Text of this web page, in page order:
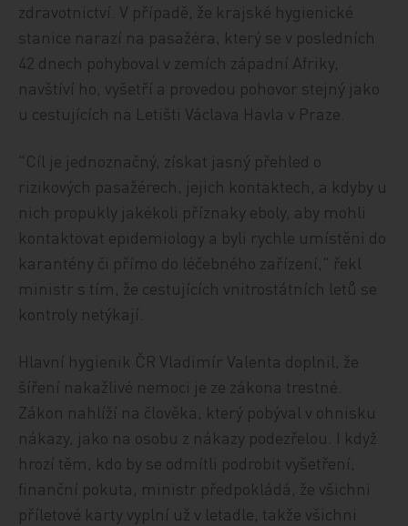
zdravotnictví. V případě, že krajské hygienické
stanice narazí na pasažéra, který se v posledních
42 dnech pohyboval v zemích západní Afriky,
navštíví ho, vyšetří a provedou pohovor stejný jako
u cestujících na Letišti Václava Havla v Praze.
"Cíl je jednoznačný, získat jasný přehled o
rizikových pasažérech, jejich kontaktech, a kdyby u
nich propukly jakékoli příznaky eboly, aby mohli
kontaktovat epidemiology a byli rychle umístěni do
karantény či přímo do léčebného zařízení," řekl
ministr s tím, že cestujících vnitrostátních letů se
kontroly netýkají.
Hlavní hygienik ČR Vladimír Valenta doplnil, že
šíření nakažlivé nemoci je ze zákona trestné.
Zákon nahlíží na člověka, který pobýval v ohnisku
nákazy, jako na osobu z nákazy podezřelou. I když
hrozí těm, kdo by se odmítli podrobit vyšetření,
finanční pokuta, ministr předpokládá, že všichni
příletové karty vyplní už v letadle, takže všichni